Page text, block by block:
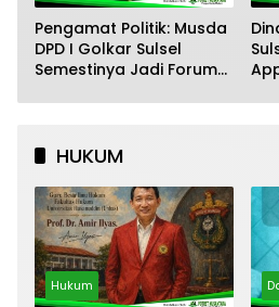
Pengamat Politik: Musda
DPD I Golkar Sulsel
Semestinya Jadi Forum
Bukan Arena Saling
HUKUM
Hukum